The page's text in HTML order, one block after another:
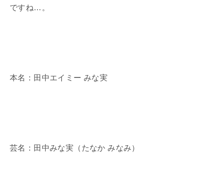
ですね…。
本名：田中エイミー みな実
芸名：田中みな実（たなか みなみ）